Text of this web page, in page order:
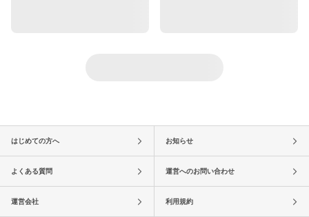
はじめての方へ お知らせ
よくある質問 運営へのお問い合わせ
運営会社 利用規約